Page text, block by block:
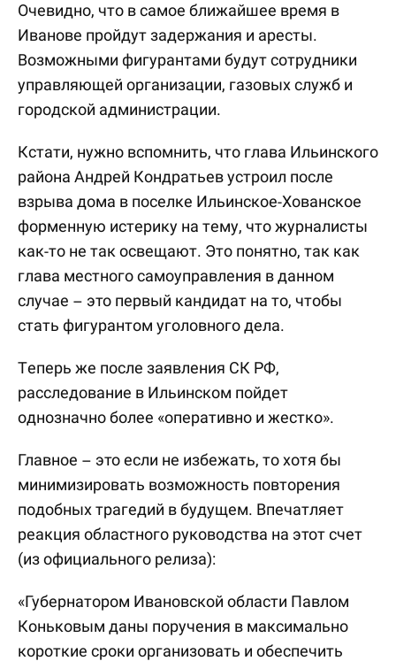
Очевидно, что в самое ближайшее время в
Иванове пройдут задержания и аресты.
Возможными фигурантами будут сотрудники
управляющей организации, газовых служб и
городской администрации.
Кстати, нужно вспомнить, что глава Ильинского
района Андрей Кондратьев устроил после
взрыва дома в поселке Ильинское-Хованское
форменную истерику на тему, что журналисты
как-то не так освещают. Это понятно, так как
глава местного самоуправления в данном
случае – это первый кандидат на то, чтобы
стать фигурантом уголовного дела.
Теперь же после заявления СК РФ,
расследование в Ильинском пойдет
однозначно более «оперативно и жестко».
Главное – это если не избежать, то хотя бы
минимизировать возможность повторения
подобных трагедий в будущем. Впечатляет
реакция областного руководства на этот счет
(из официального релиза):
«Губернатором Ивановской области Павлом
Коньковым даны поручения в максимально
короткие сроки организовать и обеспечить